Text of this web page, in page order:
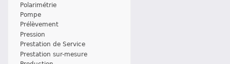
Polarimétrie
Pompe
Prélèvement
Pression
Prestation de Service
Prestation sur-mesure